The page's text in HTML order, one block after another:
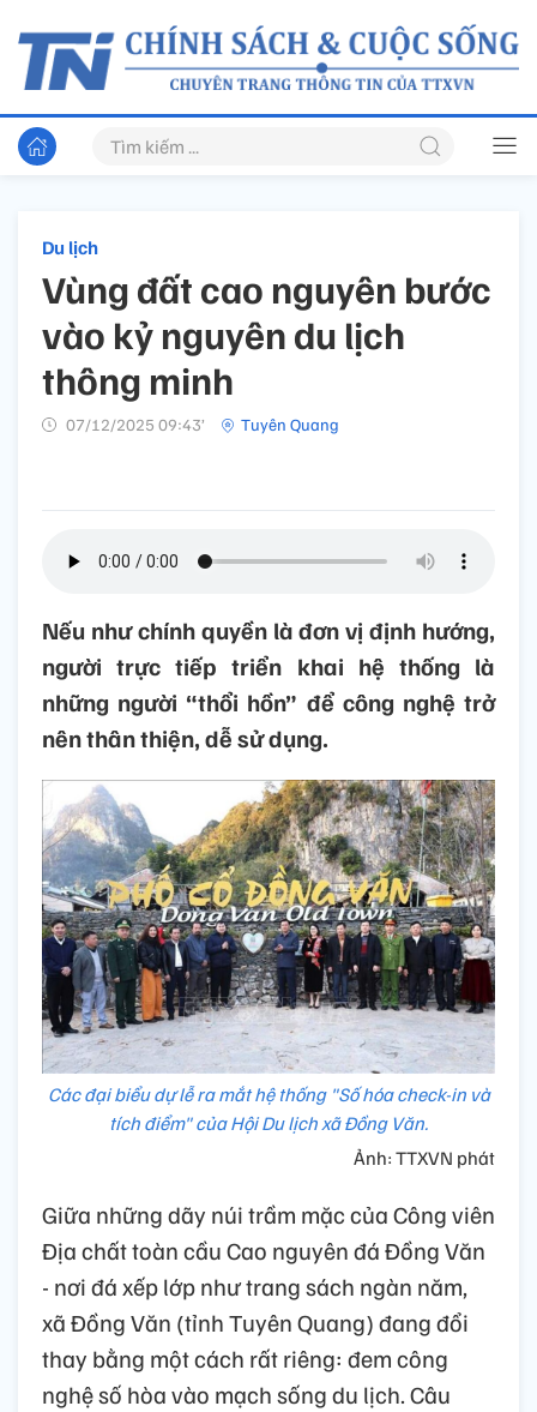
Du lịch
Vùng đất cao nguyên bước
vào kỷ nguyên du lịch
thông minh
07/12/2025 09:43’ Tuyên Quang
Nếu như chính quyền là đơn vị định hướng,
người trực tiếp triển khai hệ thống là
những người “thổi hồn” để công nghệ trở
nên thân thiện, dễ sử dụng.
Các đại biểu dự lễ ra mắt hệ thống "Số hóa check-in và
tích điểm" của Hội Du lịch xã Đồng Văn.
Ảnh: TTXVN phát
Giữa những dãy núi trầm mặc của Công viên
Địa chất toàn cầu Cao nguyên đá Đồng Văn
- nơi đá xếp lớp như trang sách ngàn năm,
xã Đồng Văn (tỉnh Tuyên Quang) đang đổi
thay bằng một cách rất riêng: đem công
nghệ số hòa vào mạch sống du lịch. Câu